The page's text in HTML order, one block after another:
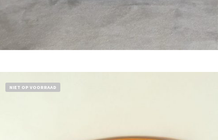
NIET OP VOORRAAD